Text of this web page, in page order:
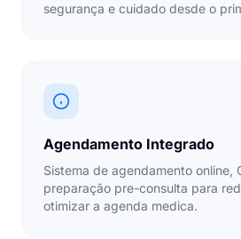
segurança e cuidado desde o
Agendamento Integrado
Sistema de agendamento online,
preparação pre-consulta para
otimizar a agenda medica.